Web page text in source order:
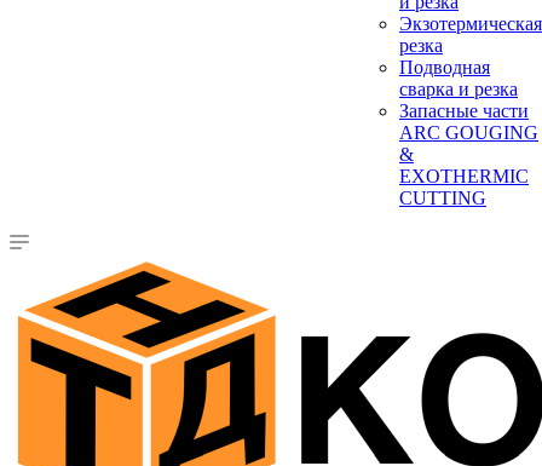
Экзотермическая
резка
Подводная
сварка и резка
Запасные части
ARC GOUGING
&
EXOTHERMIC
CUTTING